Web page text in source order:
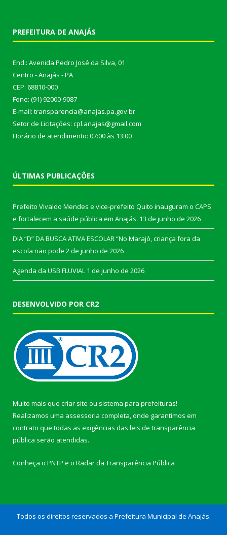
PREFEITURA DE ANAJÁS
End.: Avenida Pedro José da Silva, 01
Centro - Anajás - PA
CEP: 68810-000
Fone: (91) 92000-9087
E-mail: transparencia@anajas.pa.gov.br
Setor de Licitações: cpl.anajas@gmail.com
Horário de atendimento: 07:00 às 13:00
ÚLTIMAS PUBLICAÇÕES
Prefeito Vivaldo Mendes e vice-prefeito Quito inauguram o CAPS
e fortalecem a saúde pública em Anajás. 13 de junho de 2026
DIA “D” DA BUSCA ATIVA ESCOLAR “No Marajó, criança fora da
escola não pode 2 de junho de 2026
Agenda da USB FLUVIAL 1 de junho de 2026
DESENVOLVIDO POR CR2
Muito mais que criar site ou sistema para prefeituras!
Realizamos uma assessoria completa, onde garantimos em
contrato que todas as exigências das leis de transparência
pública serão atendidas.
Conheça o PNTP e o Radar da Transparência Pública
Todos os direitos reservados a Prefeitura Municipal de Anajás.